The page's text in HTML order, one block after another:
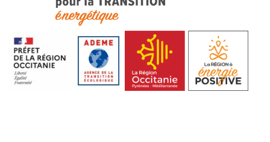
TOTEn Occitanie | Territoires
d’Occitanie pour la Transition
Energétique